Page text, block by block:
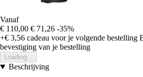
Vanaf
€ 110,00 € 71,26 -35%
+€ 3,56 cadeau voor je volgende bestelling
bevestiging van je bestelling
Loading...
Beschrijving